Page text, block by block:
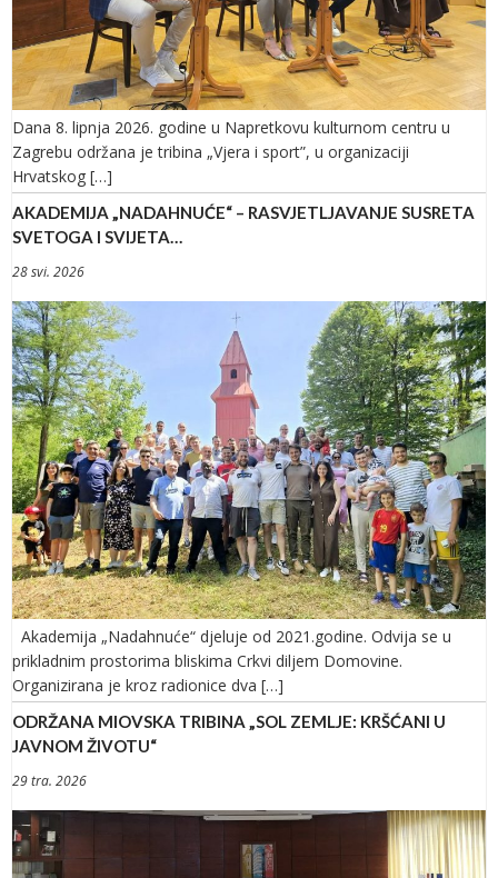
Dana 8. lipnja 2026. godine u Napretkovu kulturnom centru u
Zagrebu održana je tribina „Vjera i sport”, u organizaciji
Hrvatskog […]
AKADEMIJA „NADAHNUĆE“ – RASVJETLJAVANJE SUSRETA
SVETOGA I SVIJETA…
28 svi. 2026
Akademija „Nadahnuće“ djeluje od 2021.godine. Odvija se u
prikladnim prostorima bliskima Crkvi diljem Domovine.
Organizirana je kroz radionice dva […]
ODRŽANA MIOVSKA TRIBINA „SOL ZEMLJE: KRŠĆANI U
JAVNOM ŽIVOTU“
29 tra. 2026